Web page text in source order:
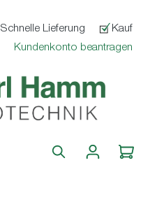
Schnelle Lieferung
Kauf
Kundenkonto beantragen